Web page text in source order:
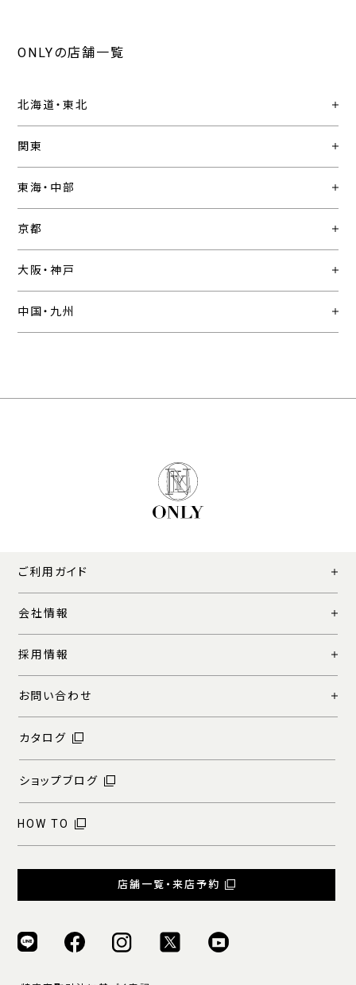
ONLYの店舗一覧
北海道・東北
関東
東海・中部
京都
大阪・神戸
中国・九州
ご利用ガイド
会社情報
採用情報
お問い合わせ
カタログ
ショップブログ
HOW TO
店舗一覧・来店予約